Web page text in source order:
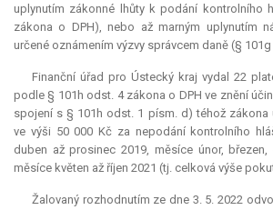
uplynutím zákonné lhůty k podání kontrolního
zákona o DPH), nebo až marným uplynutím
určené oznámením výzvy správcem daně (§
Finanční úřad pro Ústecký kraj vydal 22
podle § 101h odst. 4 zákona o DPH ve znění
spojení s § 101h odst. 1 písm. d) téhož zákona
ve výši 50 000 Kč za nepodání kontrolního
duben až prosinec 2019, měsíce únor,
měsíce květen až říjen 2021 (tj. celková výše
Žalovaný rozhodnutím ze dne 3. 5. 2022